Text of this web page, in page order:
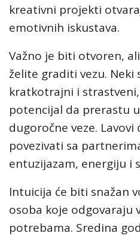
kreativni projekti
emotivnih iskustava.
Važno je biti otvoren,
želite graditi vezu.
kratkotrajni i
potencijal da prerastu
dugoročne veze. Lavovi
povezivati sa
entuzijazam, energiju i
Intuicija će biti snažan
osoba koje odgovaraju
potrebama. Sredina